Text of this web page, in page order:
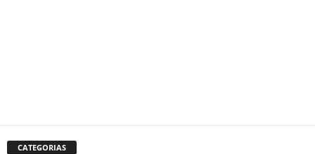
CATEGORIAS